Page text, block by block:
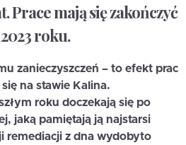
Prace mają się zakończyć
roku.
zanieczyszczeń – to efekt prac
na stawie Kalina.
roku doczekają się po
jaką pamiętają ją najstarsi
remediacji z dna wydobyto